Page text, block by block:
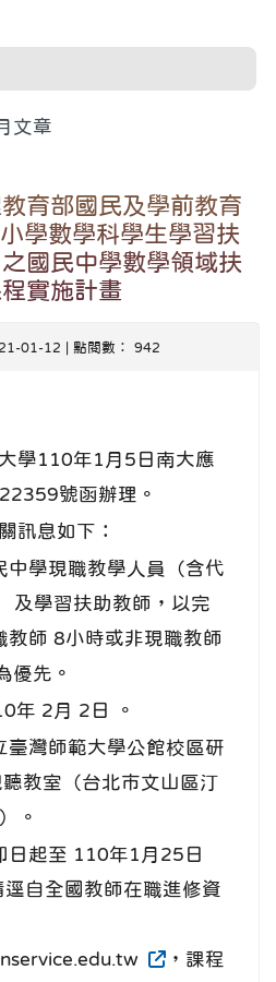
文章
育部國民及學前教育
學數學科學生學習扶
國民中學數學領域扶
實施計畫
01-12 | 點閱數： 942
學110年1月5日南大應
號函辦理。
訊息如下：
中學現職教學人員（含代
及學習扶助教師，以完
教師 8小時或非現職教師
優先。
年 2月 2日 。
臺灣師範大學公館校區研
教室（台北市文山區汀
。
日起至 110年1月25日
逕自全國教師在職進修資
，課程